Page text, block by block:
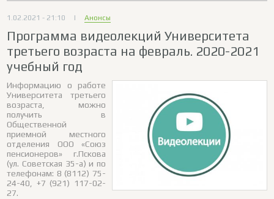
1.02.2021 - 21:10 | Анонсы
Программа видеолекций Университета
третьего возраста на февраль. 2020-2021
учебный год
Информацию о работе
Университета третьего
возраста, можно
получить в
Общественной
приемной местного
отделения ООО «Союз
пенсионеров» г.Пскова
(ул. Советская 35-а) и по
телефонам: 8 (8112) 75-
24-40, +7 (921) 117-02-
27.